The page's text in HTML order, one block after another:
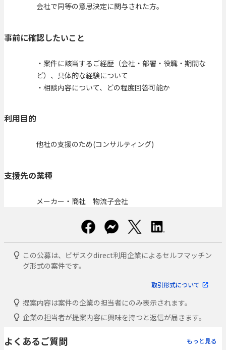
会社で同等の意思決定に関与された方。
事前に確認したいこと
・案件に該当するご経歴（会社・部署・役職・期間な
ど）、具体的な経験について
・相談内容について、どの程度回答可能か
利用目的
他社の支援のため(コンサルティング)
支援先の業種
メーカー・商社 物流子会社
この公募は、ビザスクdirect利用企業によるセルフマッチン
グ形式の案件です。
取引形式について
提案内容は案件の企業の担当者にのみ表示されます。
企業の担当者が提案内容に興味を持つと返信が届きます。
よくあるご質問 もっと見る